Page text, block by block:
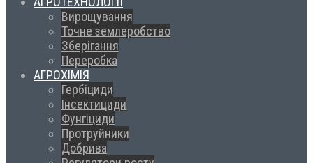
Вирощування
Точне землеробство
Зберігання
Переробка
АГРОХІМІЯ
Гербіциди
Інсектициди
Фунгіциди
Протруйники
Добрива